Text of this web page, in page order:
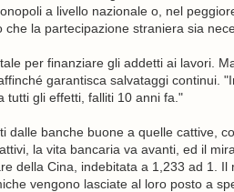
a livello nazionale o, nel
la partecipazione straniera sia
per finanziare gli addetti ai lavori.
garantisca salvataggi continui.
tutti gli effetti, falliti 10 anni fa."
dalle banche buone a quelle cattive,
la vita bancaria va avanti, ed il
della Cina, indebitata a 1,233 ad 1.
vengono lasciate al loro posto a